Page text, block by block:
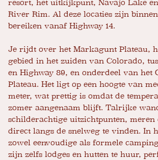
resort, het uitkijkpunt, Navajo Lake
River Rim. Al deze locaties zijn
bereiken vanaf Highway 14.
Je rijdt over het Markagunt Plateau,
gebied in het zuiden van Colorado,
en Highway 89, en onderdeel van het
Plateau. Het ligt op een hoogte van
meter, wat prettig is omdat de
zomer aangenaam blijft. Talrijke
schilderachtige uitzichtpunten,
direct langs de snelweg te vinden. In
zowel eenvoudige als formele
zijn zelfs lodges en hutten te huur,